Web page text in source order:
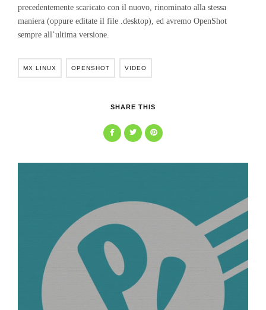
precedentemente scaricato con il nuovo, rinominato alla stessa
maniera (oppure editate il file .desktop), ed avremo OpenShot
sempre all’ultima versione.
MX LINUX OPENSHOT VIDEO
SHARE THIS